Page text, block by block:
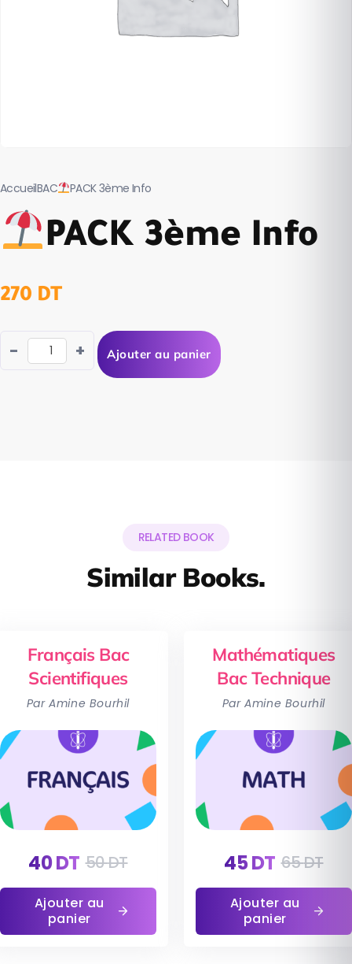
AccueilBAC PACK 3ème Info
PACK 3ème Info
270 DT
- + Ajouter au panier
RELATED BOOK
Similar Books.
Français Bac
Scientifiques
Par Amine Bourhil
40DT 50DT
Ajouter au
panier
Mathématiques
Bac Technique
Par Amine Bourhil
45DT 65DT
Ajouter au
panier